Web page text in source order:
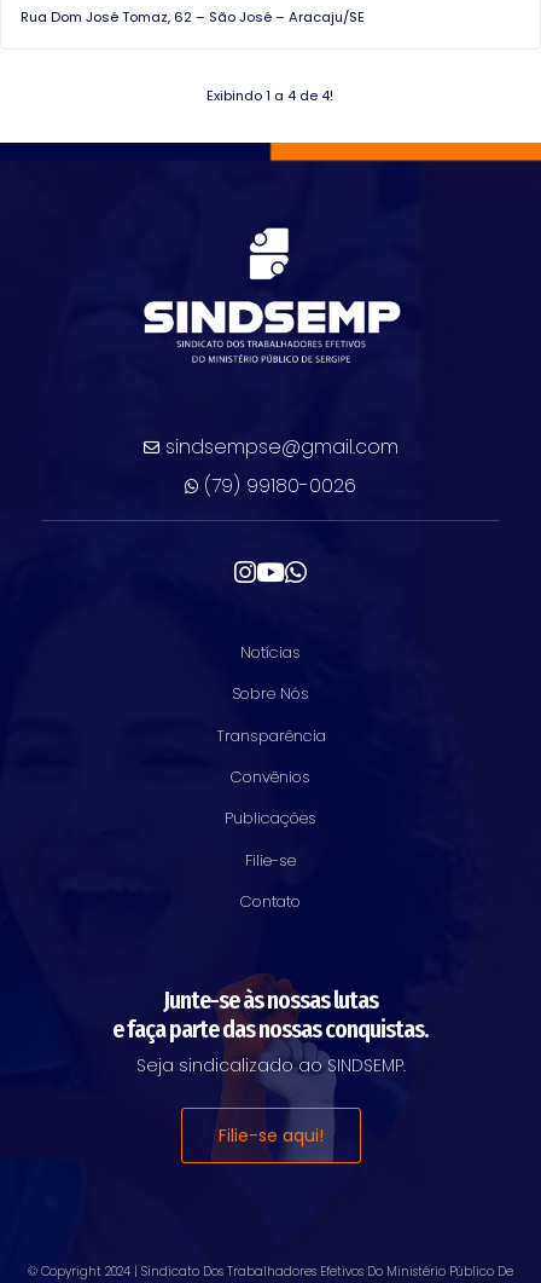
Rua Dom José Tomaz, 62 – São José – Aracaju/SE
Exibindo 1 a 4 de 4!
sindsempse@gmail.com
(79) 99180-0026
Notícias
Sobre Nós
Transparência
Convênios
Publicações
Filie-se
Contato
Junte-se às nossas lutas
e faça parte das nossas conquistas.
Seja sindicalizado ao SINDSEMP.
Filie-se aqui!
© Copyright 2024 | Sindicato Dos Trabalhadores Efetivos Do Ministério Público De